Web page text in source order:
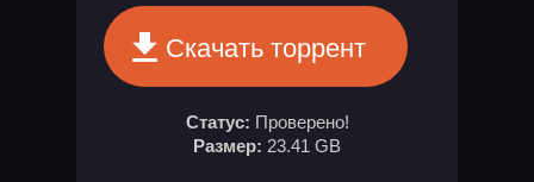
Скачать торрент
Статус: Проверено!
Размер: 23.41 GB